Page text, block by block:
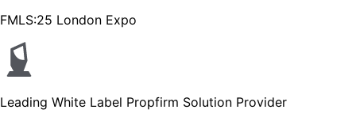
FMLS:25 London Expo
Leading White Label Propfirm Solution Provider